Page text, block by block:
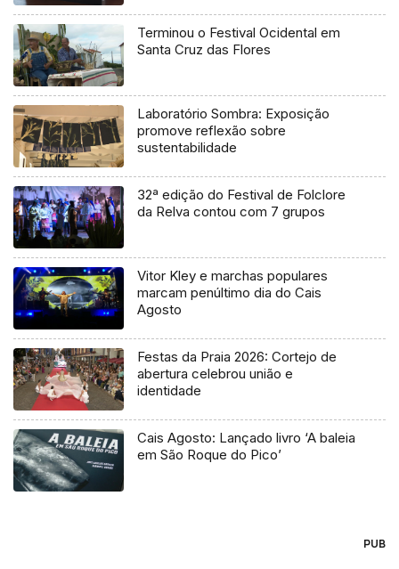
Terminou o Festival Ocidental em
Santa Cruz das Flores
Laboratório Sombra: Exposição
promove reflexão sobre
sustentabilidade
32ª edição do Festival de Folclore
da Relva contou com 7 grupos
Vitor Kley e marchas populares
marcam penúltimo dia do Cais
Agosto
Festas da Praia 2026: Cortejo de
abertura celebrou união e
identidade
Cais Agosto: Lançado livro ‘A baleia
em São Roque do Pico’
PUB